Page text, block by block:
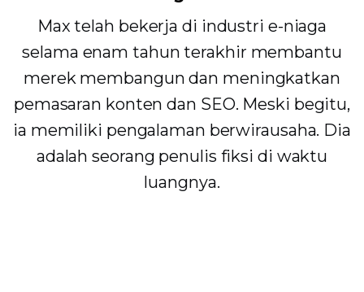
Max telah bekerja di industri e-niaga
selama enam tahun terakhir membantu
merek membangun dan meningkatkan
pemasaran konten dan SEO. Meski begitu,
ia memiliki pengalaman berwirausaha. Dia
adalah seorang penulis fiksi di waktu
luangnya.